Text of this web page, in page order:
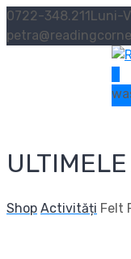
0722-348.211Luni-
Shop Activități Felt